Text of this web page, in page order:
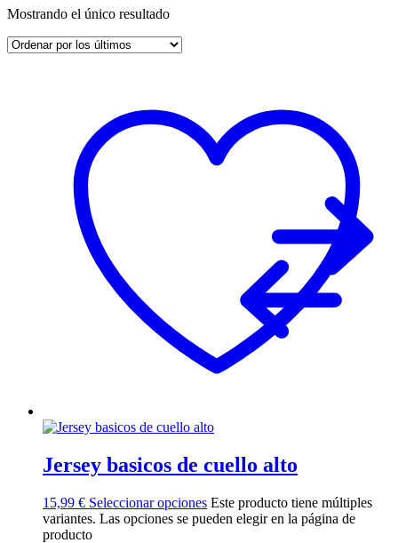
Mostrando el único resultado
Jersey basicos de cuello alto
15,99 € Seleccionar opciones Este producto tiene múltiples
variantes. Las opciones se pueden elegir en la página de
producto